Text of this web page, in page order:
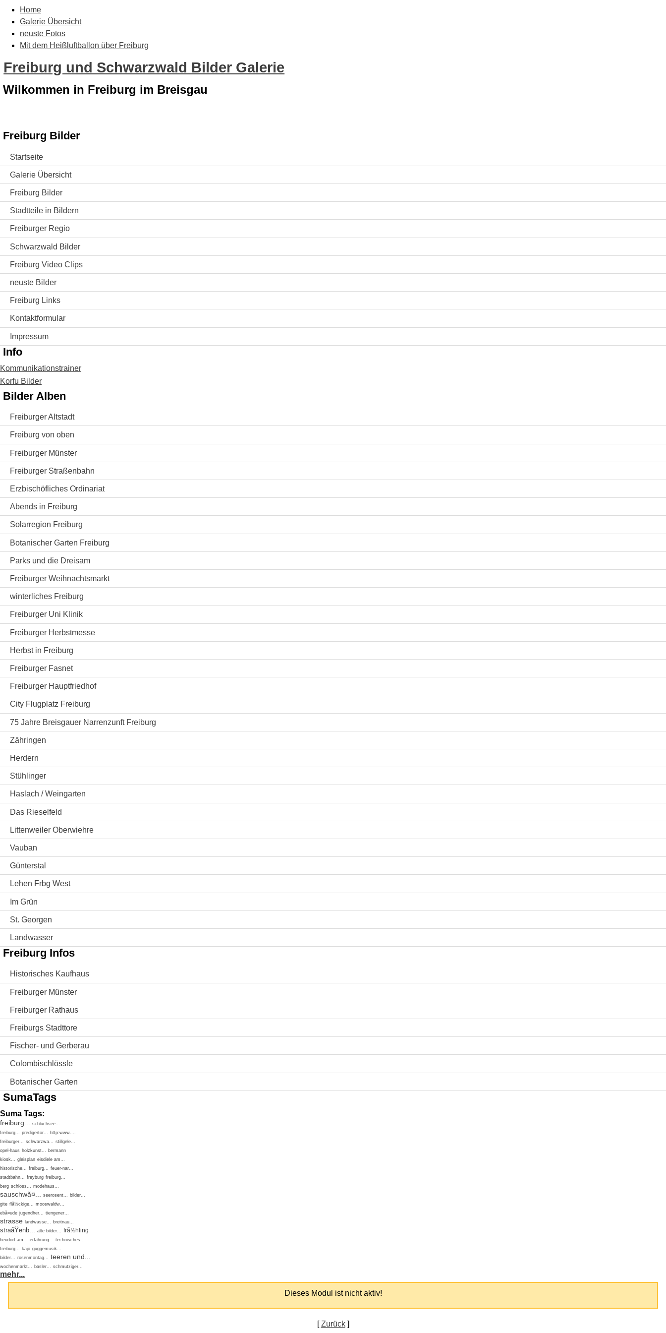
Home
Galerie Übersicht
neuste Fotos
Mit dem Heißluftballon über Freiburg
Freiburg und Schwarzwald Bilder Galerie
Wilkommen in Freiburg im Breisgau
Freiburg Bilder
Startseite
Galerie Übersicht
Freiburg Bilder
Stadtteile in Bildern
Freiburger Regio
Schwarzwald Bilder
Freiburg Video Clips
neuste Bilder
Freiburg Links
Kontaktformular
Impressum
Info
Kommunikationstrainer
Korfu Bilder
Bilder Alben
Freiburger Altstadt
Freiburg von oben
Freiburger Münster
Freiburger Straßenbahn
Erzbischöfliches Ordinariat
Abends in Freiburg
Solarregion Freiburg
Botanischer Garten Freiburg
Parks und die Dreisam
Freiburger Weihnachtsmarkt
winterliches Freiburg
Freiburger Uni Klinik
Freiburger Herbstmesse
Herbst in Freiburg
Freiburger Fasnet
Freiburger Hauptfriedhof
City Flugplatz Freiburg
75 Jahre Breisgauer Narrenzunft Freiburg
Zähringen
Herdern
Stühlinger
Haslach / Weingarten
Das Rieselfeld
Littenweiler Oberwiehre
Vauban
Günterstal
Lehen Frbg West
Im Grün
St. Georgen
Landwasser
Freiburg Infos
Historisches Kaufhaus
Freiburger Münster
Freiburger Rathaus
Freiburgs Stadttore
Fischer- und Gerberau
Colombischlössle
Botanischer Garten
SumaTags
Suma Tags:
freiburg...
schluchsee...
freiburg... predigertor... http:www....
freiburger... schwarzwa... stillgele...
opel-haus holzkunst... bermann
kiosk... gleisplan eisdiele am...
historische... freiburg... feuer-nar...
stadtbahn... freyburg freiburg...
berg schloss... modehaus...
sauschwã¤... seerosent... bilder...
gite flã½ckige... mooswaldw...
ebã¤ude jugendher... tiengener...
strasse landwasse... breitnau...
straãŸenb... alte bilder... frã½hling
heudorf am... erfahrung... technisches...
freiburg... kajo guggemusik...
bilder... rosenmontag... teeren und...
wochenmarkt... basler... schmutziger...
mehr...
Dieses Modul ist nicht aktiv!
Zurück]